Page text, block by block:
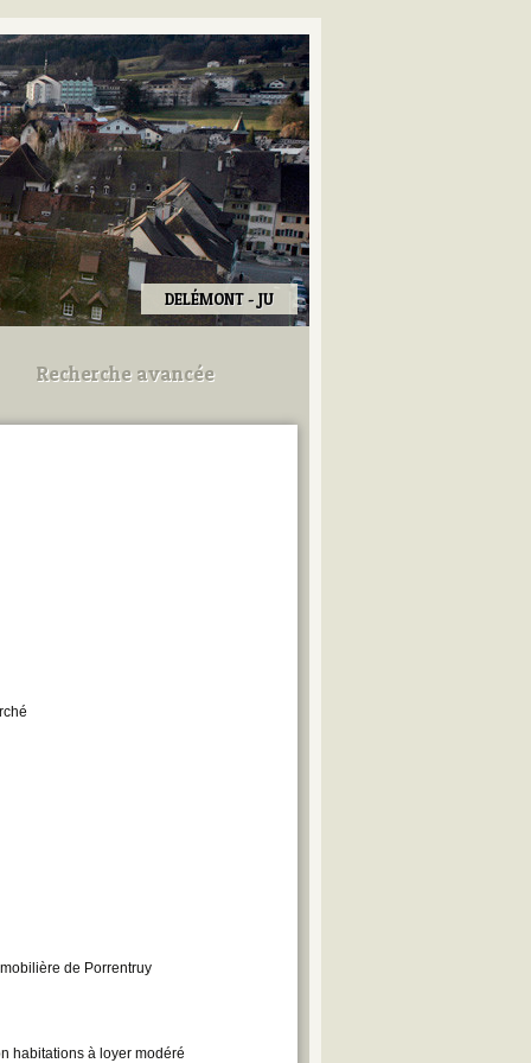
DELÉMONT - JU
Recherche avancée
Utilisez les champs ci-dessous
de Porrentruy
habitations à loyer modéré